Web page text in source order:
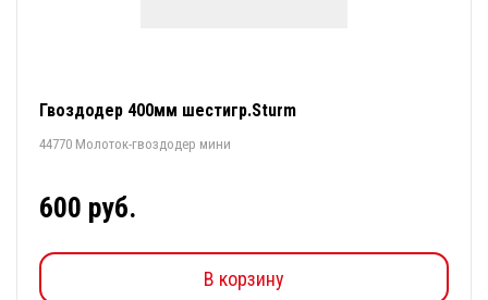
Гвоздодер 400мм шестигр.Sturm
44770 Молоток-гвоздодер мини
600 руб.
В корзину